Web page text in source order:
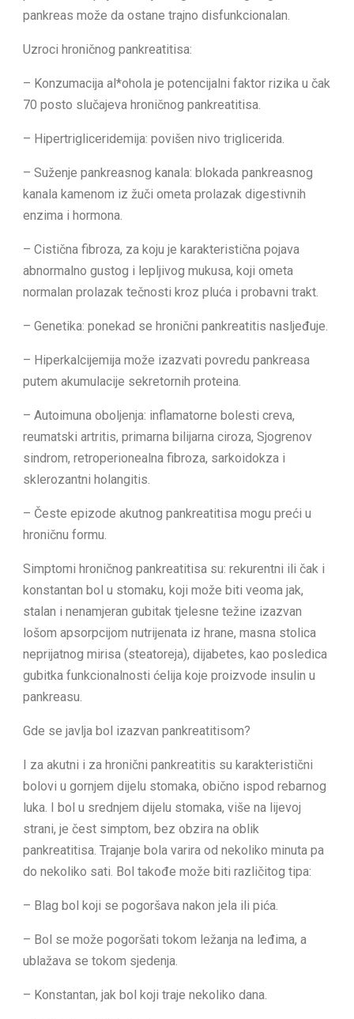
pankreas može da ostane trajno disfunkcionalan.
Uzroci hroničnog pankreatitisa:
– Konzumacija al*ohola je potencijalni faktor rizika u čak
70 posto slučajeva hroničnog pankreatitisa.
– Hipertrigliceridemija: povišen nivo triglicerida.
– Suženje pankreasnog kanala: blokada pankreasnog
kanala kamenom iz žuči ometa prolazak digestivnih
enzima i hormona.
– Cistična fibroza, za koju je karakteristična pojava
abnormalno gustog i lepljivog mukusa, koji ometa
normalan prolazak tečnosti kroz pluća i probavni trakt.
– Genetika: ponekad se hronični pankreatitis nasljeđuje.
– Hiperkalcijemija može izazvati povredu pankreasa
putem akumulacije sekretornih proteina.
– Autoimuna oboljenja: inflamatorne bolesti creva,
reumatski artritis, primarna bilijarna ciroza, Sjogrenov
sindrom, retroperionealna fibroza, sarkoidokza i
sklerozantni holangitis.
– Česte epizode akutnog pankreatitisa mogu preći u
hroničnu formu.
Simptomi hroničnog pankreatitisa su: rekurentni ili čak i
konstantan bol u stomaku, koji može biti veoma jak,
stalan i nenamjeran gubitak tjelesne težine izazvan
lošom apsorpcijom nutrijenata iz hrane, masna stolica
neprijatnog mirisa (steatoreja), dijabetes, kao posledica
gubitka funkcionalnosti ćelija koje proizvode insulin u
pankreasu.
Gde se javlja bol izazvan pankreatitisom?
I za akutni i za hronični pankreatitis su karakteristični
bolovi u gornjem dijelu stomaka, obično ispod rebarnog
luka. I bol u srednjem dijelu stomaka, više na lijevoj
strani, je čest simptom, bez obzira na oblik
pankreatitisa. Trajanje bola varira od nekoliko minuta pa
do nekoliko sati. Bol takođe može biti različitog tipa:
– Blag bol koji se pogoršava nakon jela ili pića.
– Bol se može pogoršati tokom ležanja na leđima, a
ublažava se tokom sjedenja.
– Konstantan, jak bol koji traje nekoliko dana.